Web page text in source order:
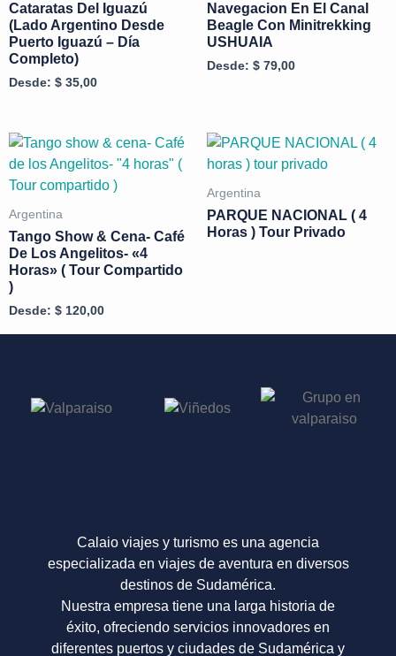
Cataratas Del Iguazú
(lado Argentino Desde
Puerto Iguazú – Día
Completo)
Desde: $ 35,00
Navegacion En El Canal
Beagle Con Minitrekking
USHUAIA
Desde: $ 79,00
Argentina
Tango Show & Cena- Café
De Los Angelitos- «4
Horas» ( Tour Compartido
)
Desde: $ 120,00
Argentina
PARQUE NACIONAL ( 4
Horas ) Tour Privado
Calaio viajes y turismo es una agencia
especializada en viajes de aventura en diversos
destinos de Sudamérica.
Nuestra empresa tiene una larga historia de
éxito, ofreciendo servicios innovadores en
diferentes puertos y ciudades de Sudamérica y